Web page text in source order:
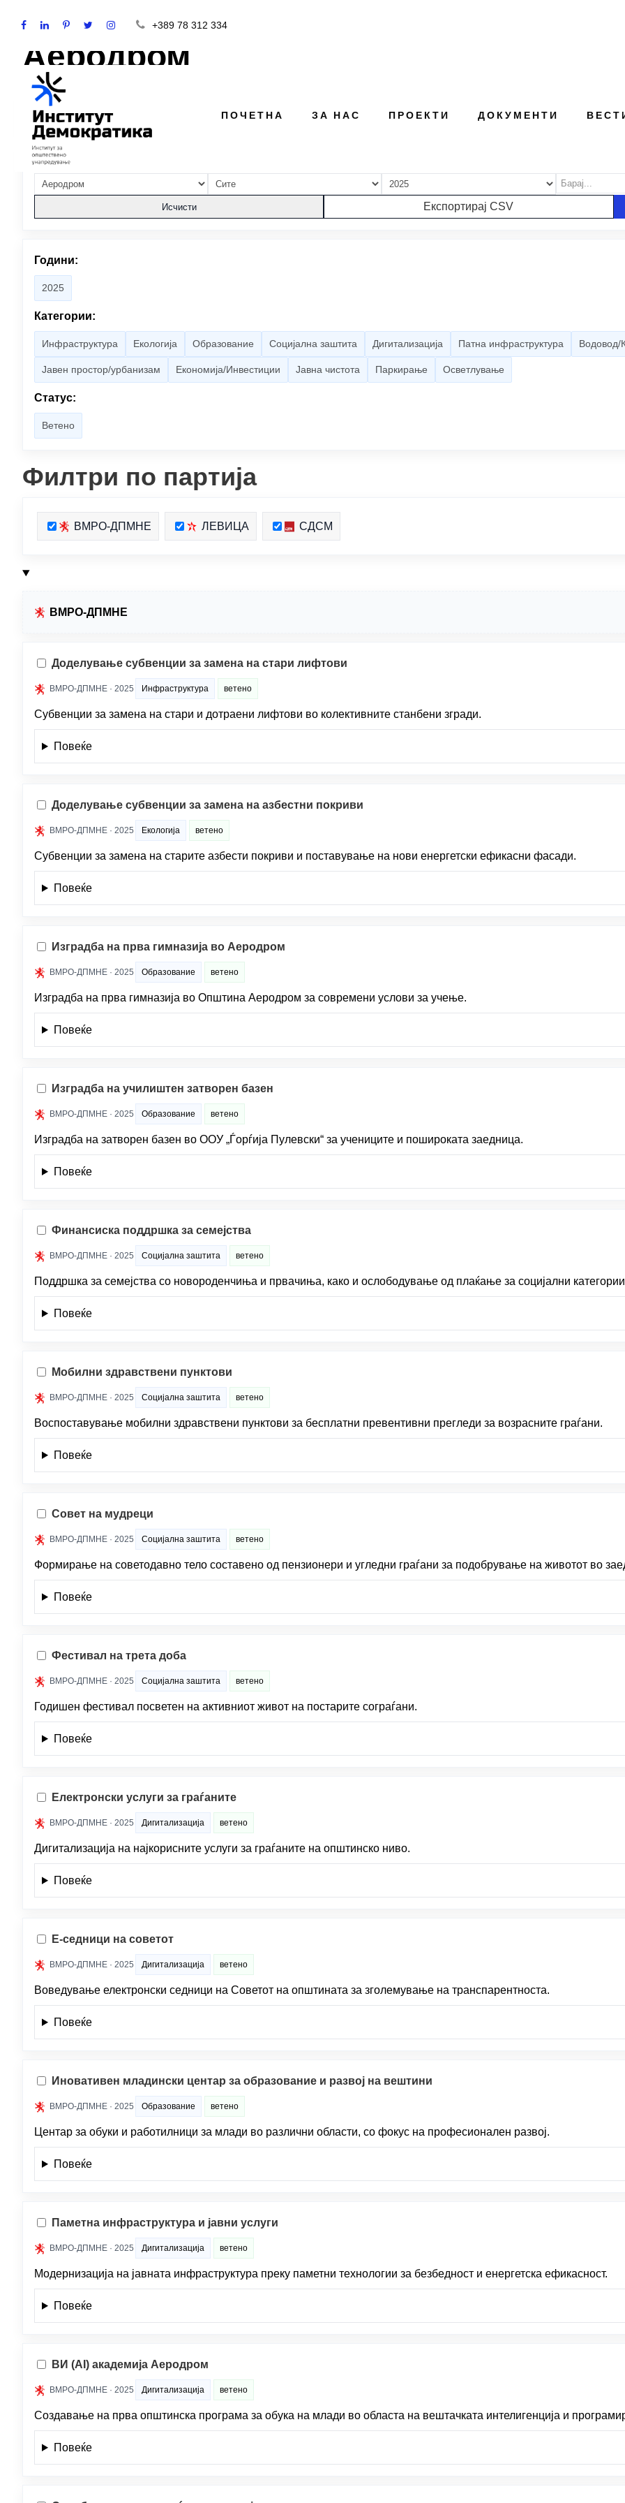
+389 78 312 334
ПОЧЕТНА ЗА НАС ПРОЕКТИ ДОКУМЕНТИ
Аеродром
Преглед на ветувањата за Аеродром. Опфатени партии: 3 · Вкупно ветувања: 249
Општина
Исчисти Експортирај CSV
Години:
2025
Категории:
Инфраструктура Екологија Образование Социјална заштита Дигитализација Патна инфраструктура Водовод/
Јавен простор/урбанизам Економија/Инвестиции Јавна чистота Паркирање Осветлување
Статус:
Ветено
Филтри по партија
ВМРО-ДПМНЕ ЛЕВИЦА СДСМ
ВМРО-ДПМНЕ
Доделување субвенции за замена на стари лифтови
ВМРО-ДПМНЕ · 2025 Инфраструктура ветено
Субвенции за замена на стари и дотраени лифтови во колективните станбени згради.
Повеќе
Доделување субвенции за замена на азбестни покриви
ВМРО-ДПМНЕ · 2025 Екологија ветено
Субвенции за замена на старите азбести покриви и поставување на нови енергетски ефикасни фасади.
Повеќе
Изградба на прва гимназија во Аеродром
ВМРО-ДПМНЕ · 2025 Образование ветено
Изградба на прва гимназија во Општина Аеродром за современи услови за учење.
Повеќе
Изградба на училиштен затворен базен
ВМРО-ДПМНЕ · 2025 Образование ветено
Изградба на затворен базен во ООУ „Ѓорѓија Пулевски“ за учениците и пошироката заедница.
Повеќе
Финансиска поддршка за семејства
ВМРО-ДПМНЕ · 2025 Социјална заштита ветено
Поддршка за семејства со новороденчиња и првачиња, како и ослободување од плаќање за социјални
Повеќе
Мобилни здравствени пунктови
ВМРО-ДПМНЕ · 2025 Социјална заштита ветено
Воспоставување мобилни здравствени пунктови за бесплатни превентивни прегледи за возрасните граѓани.
Повеќе
Совет на мудреци
ВМРО-ДПМНЕ · 2025 Социјална заштита ветено
Формирање на советодавно тело составено од пензионери и угледни граѓани за подобрување на животот во
Повеќе
Фестивал на трета доба
ВМРО-ДПМНЕ · 2025 Социјална заштита ветено
Годишен фестивал посветен на активниот живот на постарите сограѓани.
Повеќе
Електронски услуги за граѓаните
ВМРО-ДПМНЕ · 2025 Дигитализација ветено
Дигитализација на најкорисните услуги за граѓаните на општинско ниво.
Повеќе
Е-седници на советот
ВМРО-ДПМНЕ · 2025 Дигитализација ветено
Воведување електронски седници на Советот на општината за зголемување на транспарентноста.
Повеќе
Иновативен младински центар за образование и развој на вештини
ВМРО-ДПМНЕ · 2025 Образование ветено
Центар за обуки и работилници за млади во различни области, со фокус на професионален развој.
Повеќе
Паметна инфраструктура и јавни услуги
ВМРО-ДПМНЕ · 2025 Дигитализација ветено
Модернизација на јавната инфраструктура преку паметни технологии за безбедност и енергетска ефикасност.
Повеќе
ВИ (AI) академија Аеродром
ВМРО-ДПМНЕ · 2025 Дигитализација ветено
Создавање на прва општинска програма за обука на млади во областа на вештачката интелигенција и
Повеќе